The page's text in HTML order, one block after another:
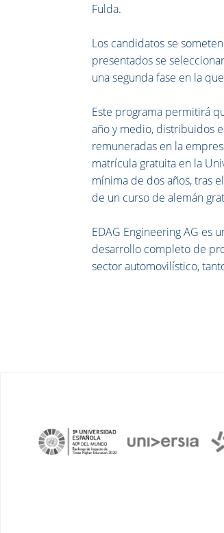
Fulda.
Los candidatos se
presentados se
una segunda fase en la
Este programa permitirá
año y medio, distribuidos
remuneradas en la
matrícula gratuita en la
mínima de dos años, tras
de un curso de alemán
EDAG Engineering AG es
desarrollo completo de
sector automovilístico,